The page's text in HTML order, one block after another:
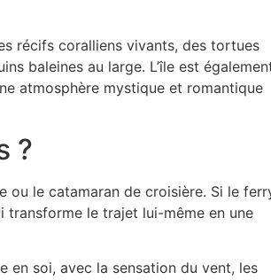
récifs coralliens vivants, des tortues
baleines au large. L’île est
atmosphère mystique et romantique
?
ou le catamaran de croisière. Si le
transforme le trajet lui-même en une
en soi, avec la sensation du vent, les